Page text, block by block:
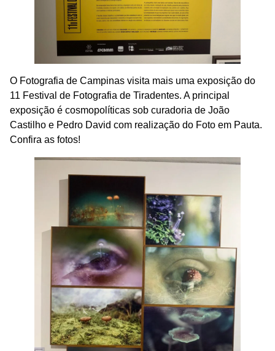
O Fotografia de Campinas visita mais uma exposição do
11 Festival de Fotografia de Tiradentes. A principal
exposição é cosmopolíticas sob curadoria de João
Castilho e Pedro David com realização do Foto em Pauta.
Confira as fotos!